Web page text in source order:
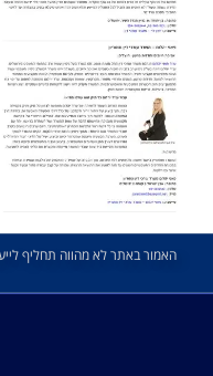
האמור באתר לא מהווה תחליף